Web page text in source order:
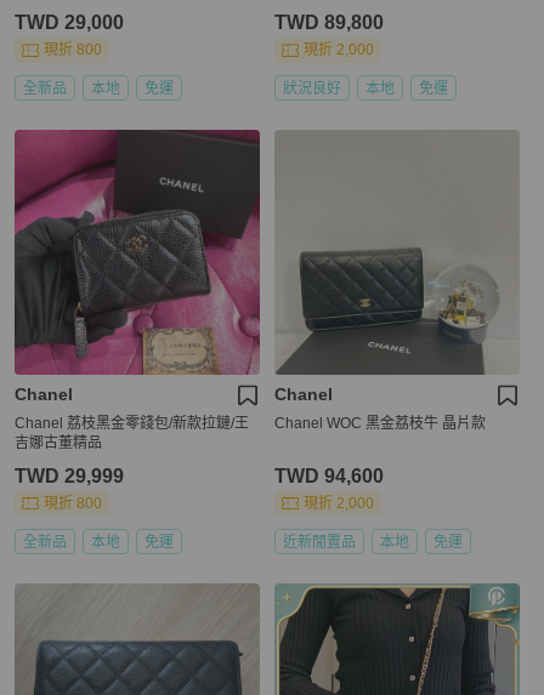
TWD 29,000
現折 800
全新品 本地 免運
TWD 89,800
現折 2,000
狀況良好 本地 免運
Chanel
Chanel 荔枝黑金零錢包/新款拉鏈/王
吉娜古董精品
TWD 29,999
現折 800
全新品 本地 免運
Chanel
Chanel WOC 黑金荔枝牛 晶片款
TWD 94,600
現折 2,000
近新閒置品 本地 免運